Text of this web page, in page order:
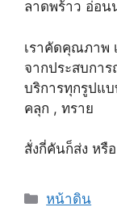
ลาดพร้าว อ่อน
เราคัดคุณภาพ
จากประสบกา
บริการทุกรูปแ
คลุก , ทราย
สั่งกี่คันก็ส่ง หรื
Categories
หน้าดิน